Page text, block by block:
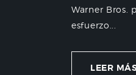
Warner Bros.
esfuerzo...
LEER